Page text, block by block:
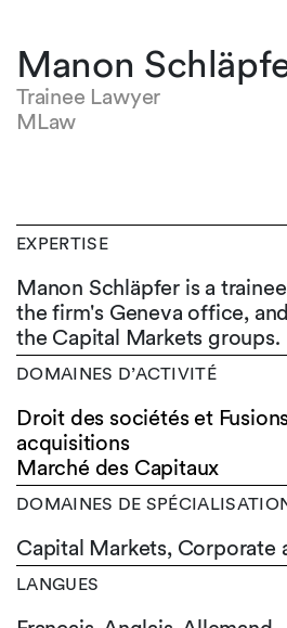
Manon
Trainee Lawyer
MLaw
EXPERTISE
Manon Schläpfer is a
the firm's Geneva office,
the Capital Markets groups.
DOMAINES D’ACTIVITÉ
Droit des sociétés et
acquisitions
Marché des Capitaux
DOMAINES DE
Capital Markets, Corporate
LANGUES